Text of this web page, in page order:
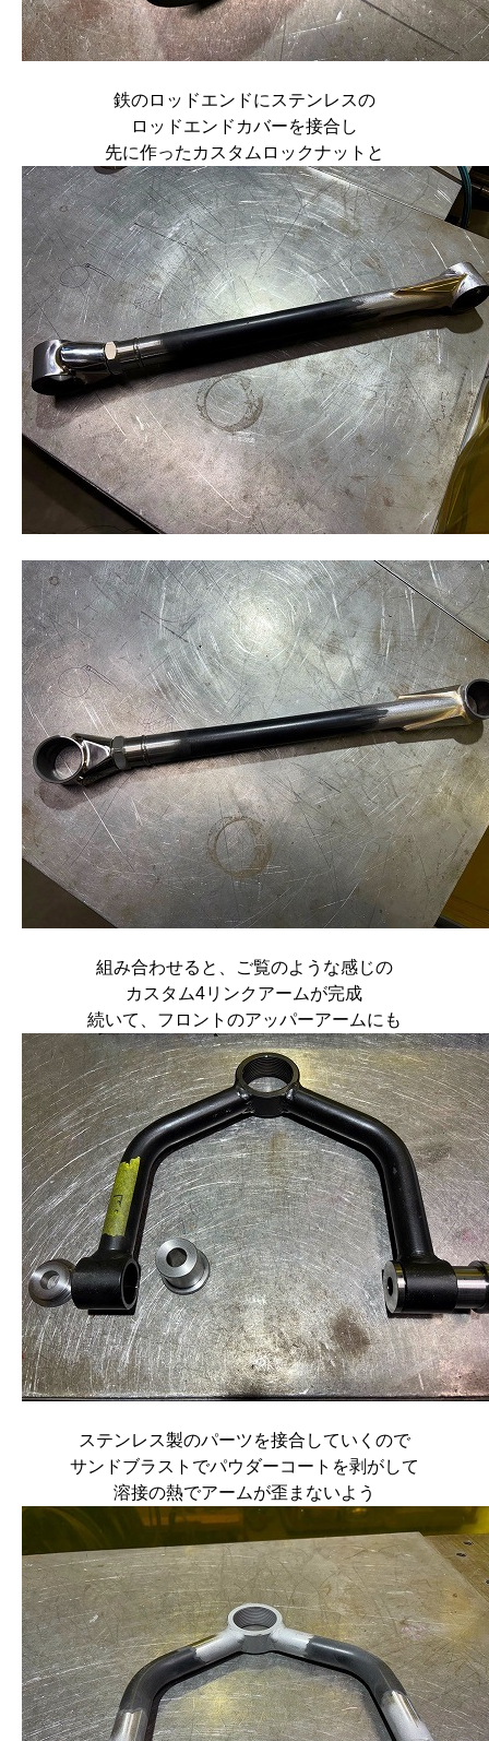
鉄のロッドエンドにステンレスの
ロッドエンドカバーを接合し
先に作ったカスタムロックナットと
組み合わせると、ご覧のような感じの
カスタム4リンクアームが完成
続いて、フロントのアッパーアームにも
ステンレス製のパーツを接合していくので
サンドブラストでパウダーコートを剥がして
溶接の熱でアームが歪まないよう